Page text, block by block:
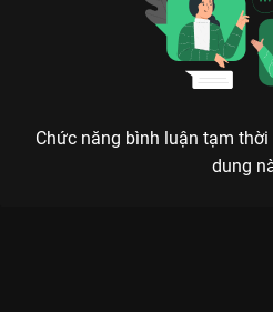
Chức năng bình luận tạm
dung